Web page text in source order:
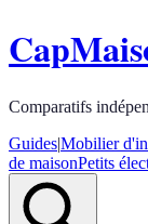
Comparatifs
Guides|Mobilier
de maisonPetits